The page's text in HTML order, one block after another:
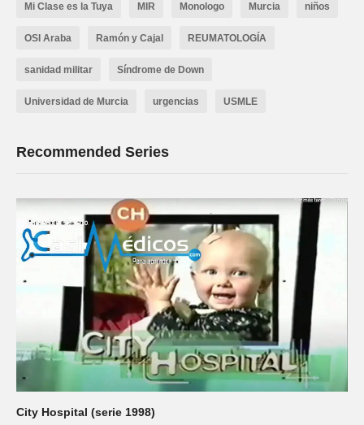
Mi Clase es la Tuya MIR Monologo Murcia niños
OSI Araba Ramón y Cajal REUMATOLOGÍA
sanidad militar Síndrome de Down
Universidad de Murcia urgencias USMLE
Recommended Series
City Hospital (serie 1998)